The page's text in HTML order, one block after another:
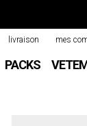
PACKS
livraison mes